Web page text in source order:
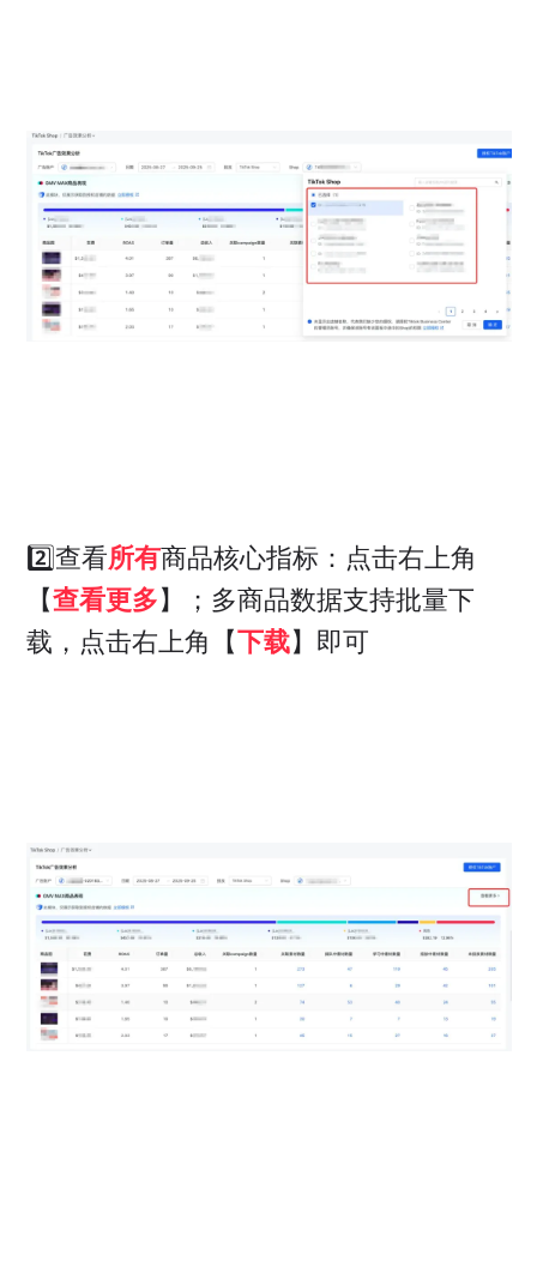
2️⃣查看所有商品核心指标：点击右上角
【查看更多 】；多商品数据支持批量下
载，点击右上角【下载】即可